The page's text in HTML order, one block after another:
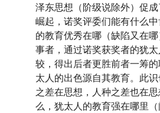
泽东思想（阶级说除外）促
崛起，诺奖评委们能有什么
的教育优秀在哪（缺陷又在
事者，通过诺奖获奖者的犹
较，得出后者更胜前者一筹
太人的出色源自其教育。此
之差在思想，人种之差也在
么，犹太人的教育强在哪里